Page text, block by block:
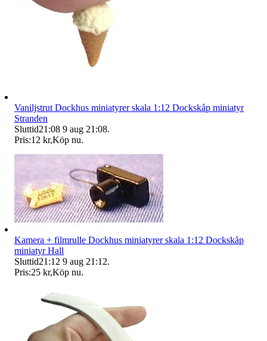
Vaniljstrut Dockhus miniatyrer skala 1:12 Dockskåp miniatyr
Stranden
Sluttid21:08 9 aug 21:08.
Pris:12 kr,Köp nu.
Kamera + filmrulle Dockhus miniatyrer skala 1:12 Dockskåp
miniatyr Hall
Sluttid21:12 9 aug 21:12.
Pris:25 kr,Köp nu.